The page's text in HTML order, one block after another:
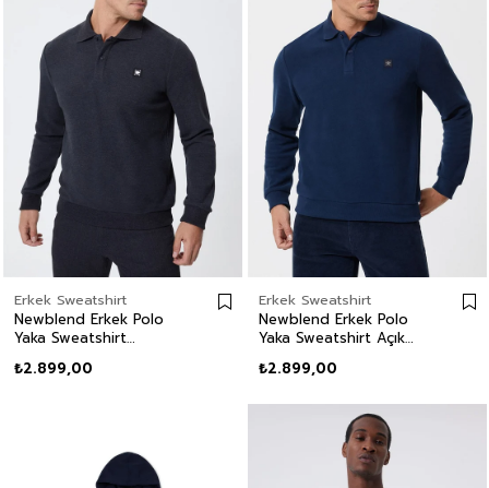
Erkek Sweatshirt
Newblend Erkek Polo
Yaka Sweatshirt
₺2.899,00
Erkek Sweatshirt
Newblend Erkek Polo
Yaka Sweatshirt Açık
₺2.899,00